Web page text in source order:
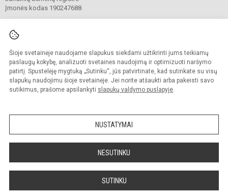
Šioje svetainėje naudojame slapukus siekdami užtikrinti jums teikiamų
paslaugų kokybę, analizuoti svetainės naudojimą ir optimizuoti naršymo
patirtį. Spustelėję mygtuką „Sutinku“, jūs patvirtinate, kad sutinkate su visų
slapukų naudojimu šioje svetainėje. Jei norite atšaukti arba pakeisti savo
sutikimus, prašome apsilankyti slapukų valdymo puslapyje.
NUSTATYMAI
NESUTINKU
SUTINKU
Įmonės kodas 190247688
© 2020. Alytaus r. meno ir sporto mokykla. Visos teisės saugomos.
Kopijuoti turinį be raštiško mokyklos sutikimo griežtai draudžiama.
Prieinamumo paraiška Slapukų valdymas
Sumanus būdas atnaujinti